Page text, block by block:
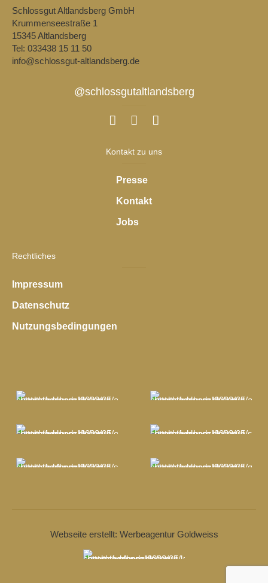
Schlossgut Altlandsberg GmbH
Krummenseestraße 1
15345 Altlandsberg
Tel: 033438 15 11 50
info@schlossgut-altlandsberg.de
@schlossgutaltlandsberg
Kontakt zu uns
Presse
Kontakt
Jobs
Rechtliches
Impressum
Datenschutz
Nutzungsbedingungen
Webseite erstellt: Werbeagentur Goldweiss